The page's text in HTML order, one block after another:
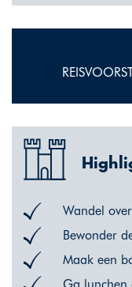
Wandel
Bewonder
Maak een